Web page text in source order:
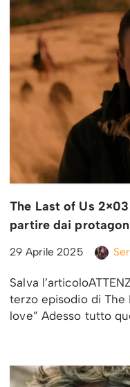
The Last of Us
partire dai
29 Aprile 2025
Salva
terzo episodio di The
love” Adesso tutto